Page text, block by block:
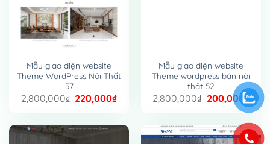
Mẫu giao diện website
Theme WordPress Nội Thất
57
2,800,000₫ Giá
2,800,000₫.
220,000₫Giá
là:
220,000₫.
Mẫu giao diện website
Theme wordpress bán nội
thất 52
2,800,000₫ Giá
2,800,000₫.
200,000₫Giá
hiện
tại
là: